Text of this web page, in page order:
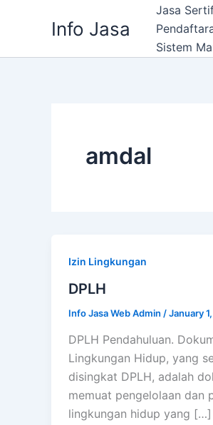
Info Jasa
Jasa
Sistem
amdal
Izin Lingkungan
DPLH
Info Jasa Web Admin /January
DPLH Pendahuluan.
Lingkungan Hidup, yang
disingkat DPLH, adalah
memuat pengelolaan dan
lingkungan hidup yang […]